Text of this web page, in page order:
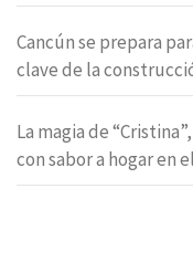
Cancún se prepara
clave de la
La magia de
con sabor a hogar en